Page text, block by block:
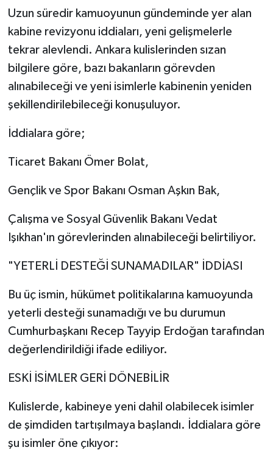
Uzun süredir kamuoyunun gündeminde yer alan
kabine revizyonu iddiaları, yeni gelişmelerle
tekrar alevlendi. Ankara kulislerinden sızan
bilgilere göre, bazı bakanların görevden
alınabileceği ve yeni isimlerle kabinenin yeniden
şekillendirilebileceği konuşuluyor.
İddialara göre;
Ticaret Bakanı Ömer Bolat,
Gençlik ve Spor Bakanı Osman Aşkın Bak,
Çalışma ve Sosyal Güvenlik Bakanı Vedat
Işıkhan'ın görevlerinden alınabileceği belirtiliyor.
"YETERLİ DESTEĞİ SUNAMADILAR" İDDİASI
Bu üç ismin, hükümet politikalarına kamuoyunda
yeterli desteği sunamadığı ve bu durumun
Cumhurbaşkanı Recep Tayyip Erdoğan tarafından
değerlendirildiği ifade ediliyor.
ESKİ İSİMLER GERİ DÖNEBİLİR
Kulislerde, kabineye yeni dahil olabilecek isimler
de şimdiden tartışılmaya başlandı. İddialara göre
şu isimler öne çıkıyor: